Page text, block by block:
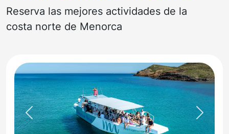
Reserva las mejores actividades de la
costa norte de Menorca
Previous Next